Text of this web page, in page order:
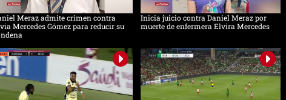
Meraz admite crimen contra
Mercedes Gómez para reducir su
Inicia juicio contra Daniel Meraz por
muerte de enfermera Elvira Mercedes